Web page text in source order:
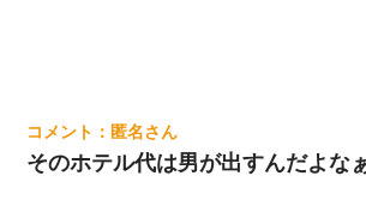
匿名
そのホテル代は男が出すんだよな